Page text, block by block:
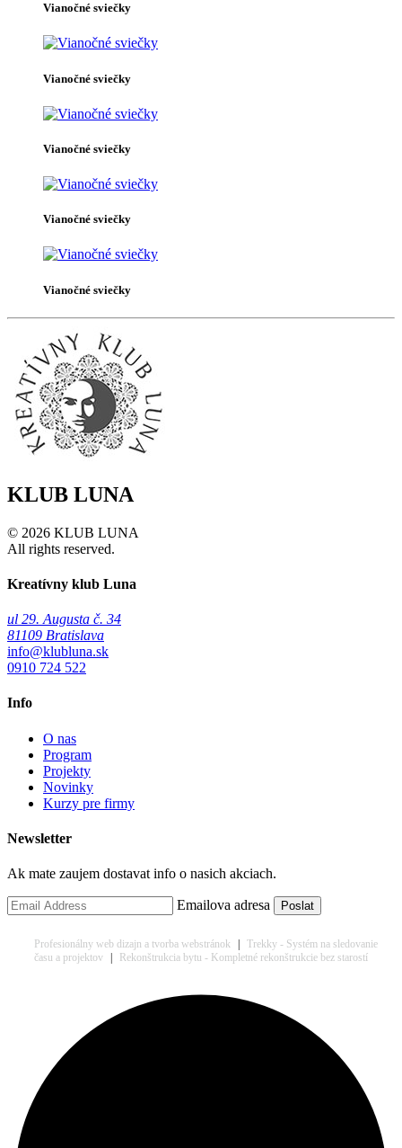
Vianočné sviečky
Vianočné sviečky
Vianočné sviečky
Vianočné sviečky
Vianočné sviečky
KLUB LUNA
© 2026 KLUB LUNA
All rights reserved.
Kreatívny klub Luna
ul 29. Augusta č. 34
81109 Bratislava
info@klubluna.sk
0910 724 522
Info
O nas
Program
Projekty
Novinky
Kurzy pre firmy
Newsletter
Ak mate zaujem dostavat info o nasich akciach.
Emailova adresa
Profesionálny web dizajn a tvorba webstránok
Trekky - Systém na sledovanie
času a projektov
Rekonštrukcia bytu - Kompletné rekonštrukcie bez starostí